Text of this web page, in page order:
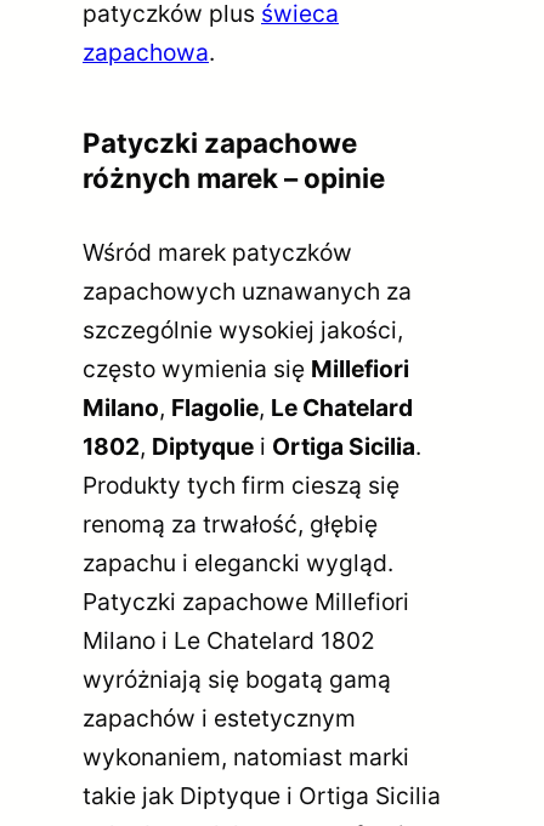
patyczków plus świeca
zapachowa.
Patyczki zapachowe
różnych marek – opinie
Wśród marek patyczków
zapachowych uznawanych za
szczególnie wysokiej jakości,
często wymienia się Millefiori
Milano, Flagolie, Le Chatelard
1802, Diptyque i Ortiga Sicilia.
Produkty tych firm cieszą się
renomą za trwałość, głębię
zapachu i elegancki wygląd.
Patyczki zapachowe Millefiori
Milano i Le Chatelard 1802
wyróżniają się bogatą gamą
zapachów i estetycznym
wykonaniem, natomiast marki
takie jak Diptyque i Ortiga Sicilia